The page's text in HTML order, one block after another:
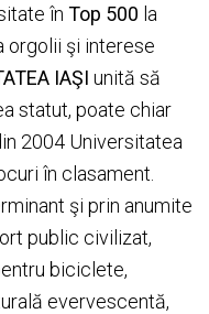
în Top 500 la
orgolii şi interese
IAŞI unită să
statut, poate chiar
2004 Universitatea
în clasament.
şi prin anumite
public civilizat,
biciclete,
evervescentă,